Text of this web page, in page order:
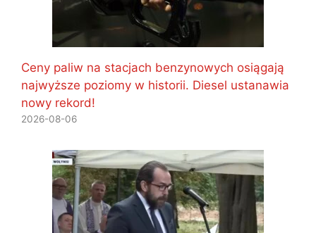
Ceny paliw na stacjach benzynowych osiągają
najwyższe poziomy w historii. Diesel ustanawia
nowy rekord!
2026-08-06